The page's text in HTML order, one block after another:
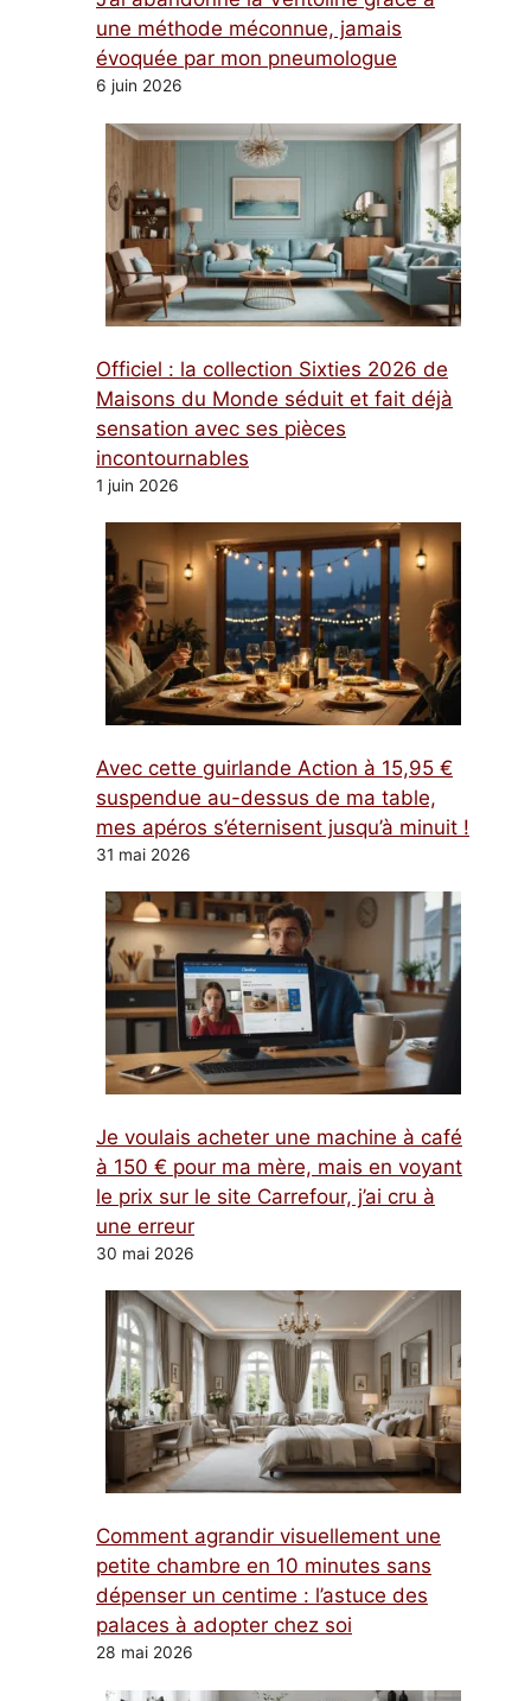
une méthode méconnue, jamais
évoquée par mon pneumologue
6 juin 2026
Officiel : la collection Sixties 2026 de
Maisons du Monde séduit et fait déjà
sensation avec ses pièces
incontournables
1 juin 2026
Avec cette guirlande Action à 15,95 €
suspendue au-dessus de ma table,
mes apéros s’éternisent jusqu’à minuit !
31 mai 2026
Je voulais acheter une machine à café
à 150 € pour ma mère, mais en voyant
le prix sur le site Carrefour, j’ai cru à
une erreur
30 mai 2026
Comment agrandir visuellement une
petite chambre en 10 minutes sans
dépenser un centime : l’astuce des
palaces à adopter chez soi
28 mai 2026